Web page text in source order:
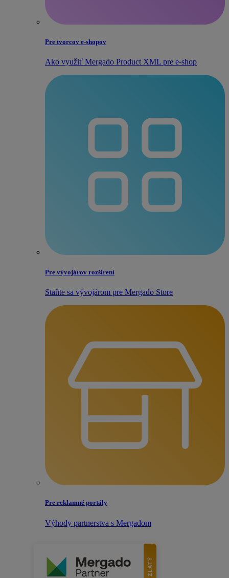
Pre tvorcov e‑shopov
Ako využiť Mergado Product XML pre e‑shop
Pre vývojárov rozšírení
Staňte sa vývojárom pre Mergado Store
Pre reklamné portály
Výhody partnerstva s Mergadom